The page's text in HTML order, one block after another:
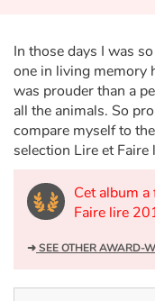
Travel, epic,
Around the world
Learning
Arts, space, activities
Documentaries
With the family
In those days I was
one in living memory
was prouder than a
all the animals. So
compare myself to
selection Lire et
Cet album
Faire lire
➜SEE OTHER AWARD-